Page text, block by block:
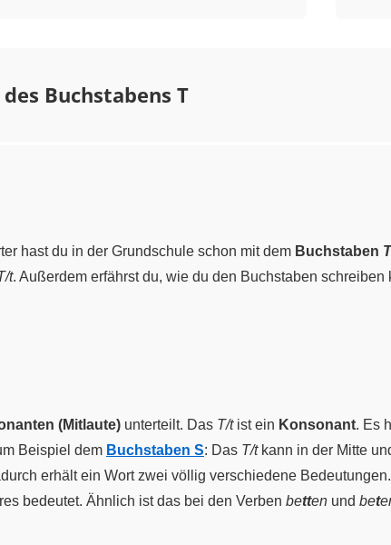
Buchstabens T
hast du in der Grundschule schon mit dem Buchstaben
t. Außerdem erfährst du, wie du den Buchstaben schreiben
(Mitlaute) unterteilt. Das T/tist ein Konsonant. Es
Beispiel dem Buchstaben S: Das T/tkann in der Mitte
erhält ein Wort zwei völlig verschiedene
bedeutet. Ähnlich ist das bei den Verben betten und bet